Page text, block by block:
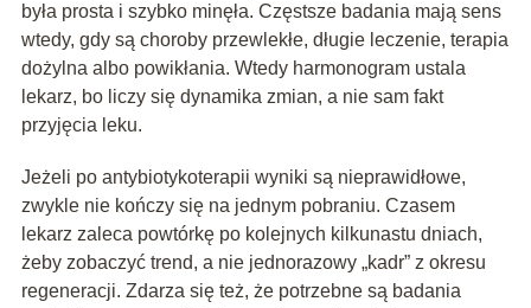
była prosta i szybko minęła. Częstsze badania mają sens
wtedy, gdy są choroby przewlekłe, długie leczenie, terapia
dożylna albo powikłania. Wtedy harmonogram ustala
lekarz, bo liczy się dynamika zmian, a nie sam fakt
przyjęcia leku.
Jeżeli po antybiotykoterapii wyniki są nieprawidłowe,
zwykle nie kończy się na jednym pobraniu. Czasem
lekarz zaleca powtórkę po kolejnych kilkunastu dniach,
żeby zobaczyć trend, a nie jednorazowy „kadr” z okresu
regeneracji. Zdarza się też, że potrzebne są badania